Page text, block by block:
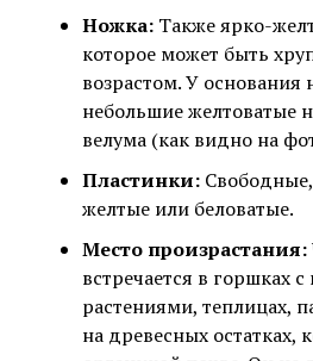
Ножка:Также ярко-
которое может быть
возрастом. У
небольшие желтоватые
велума (как видно на
Пластинки:Свободные,
желтые или беловатые.
Место произрастания:
встречается в горшках
растениями, теплицах,
на древесных остатках,